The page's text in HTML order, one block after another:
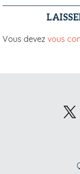
Vous devez vous